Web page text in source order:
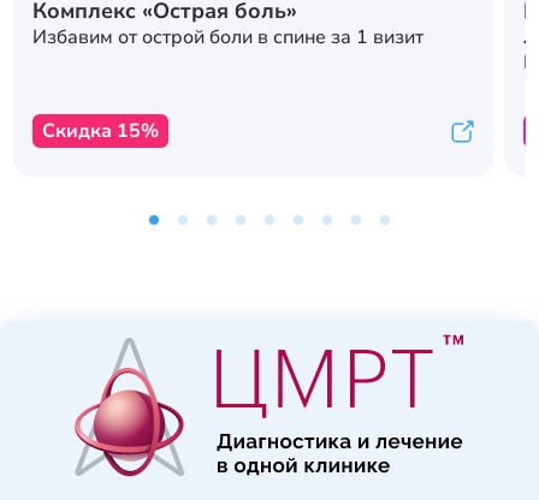
Комплекс «Острая боль»
Избавим от острой боли в спине за 1 визит
Скидка 15%